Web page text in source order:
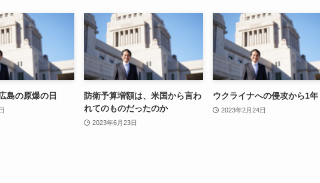
島の原爆の日
防衛予算増額は、米国から言わ
れてのものだったのか
2023年6月23日
ウクライナへの侵攻から1年
2023年2月24日